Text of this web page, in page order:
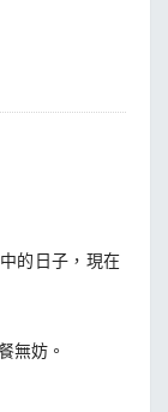
的日子，現在
無妨。